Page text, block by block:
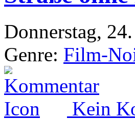
Donnerstag,
Genre: Film-
Kein